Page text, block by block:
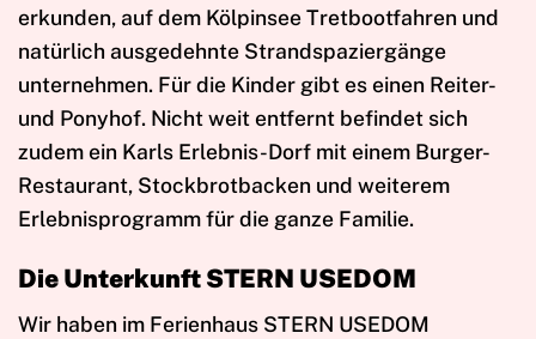
erkunden, auf dem Kölpinsee Tretbootfahren und
natürlich ausgedehnte Strandspaziergänge
unternehmen. Für die Kinder gibt es einen Reiter-
und Ponyhof. Nicht weit entfernt befindet sich
zudem ein Karls Erlebnis-Dorf mit einem Burger-
Restaurant, Stockbrotbacken und weiterem
Erlebnisprogramm für die ganze Familie.
Die Unterkunft STERN USEDOM
Wir haben im Ferienhaus STERN USEDOM